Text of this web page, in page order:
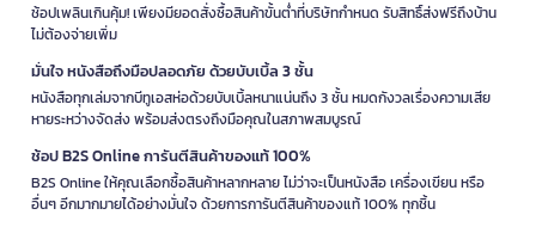
ช้อปเพลินเกินคุ้ม! เพียงมียอดสั่งซื้อสินค้าขั้นต่ำที่บริษัทกำหนด รับสิทธิ์ส่งฟรีถึงบ้าน
ไม่ต้องจ่ายเพิ่ม
มั่นใจ หนังสือถึงมือปลอดภัย ด้วยบับเบิ้ล 3 ชั้น
หนังสือทุกเล่มจากบีทูเอสห่อด้วยบับเบิ้ลหนาแน่นถึง 3 ชั้น หมดกังวลเรื่องความเสีย
หายระหว่างจัดส่ง พร้อมส่งตรงถึงมือคุณในสภาพสมบูรณ์
ช้อป B2S Online การันตีสินค้าของแท้ 100%
B2S Online ให้คุณเลือกซื้อสินค้าหลากหลาย ไม่ว่าจะเป็นหนังสือ เครื่องเขียน หรือ
อื่นๆ อีกมากมายได้อย่างมั่นใจ ด้วยการการันตีสินค้าของแท้ 100% ทุกชิ้น